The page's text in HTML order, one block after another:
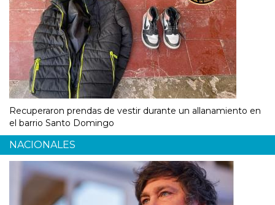
Recuperaron prendas de vestir durante un allanamiento en
el barrio Santo Domingo
NACIONALES